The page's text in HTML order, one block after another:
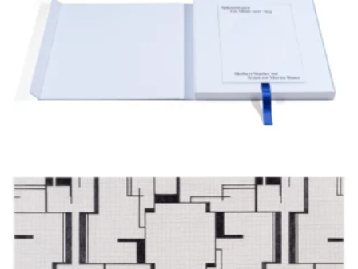
Die Zeichnungsserie wie das Album wurde von
folgenden Institutionen unterstützt, ohne deren
Finanzierung weder das eine noch das andere hätte
Kultur, Neustartplus und die Beauftragte der Deutschen
Bundesregierung für Kultur und Medien (BKM);
Österreichisches Bundesministerium Kunst, Kultur,